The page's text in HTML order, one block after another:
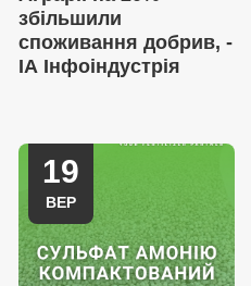
збільшили
споживання добрив, -
ІА Інфоіндустрія
19
ВЕР